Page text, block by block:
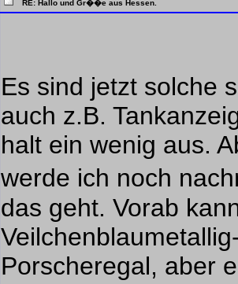
RE: Hallo und Gr��e aus Hessen.
Es sind jetzt solche
auch z.B.
halt ein wenig aus.
werde ich noch
das geht. Vorab
Porscheregal, aber